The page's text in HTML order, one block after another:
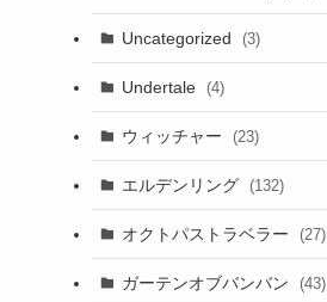
Uncategorized (3)
Undertale (4)
ウィッチャー (23)
エルデンリング (132)
オクトパストラベラー (27)
ガーテンオブバンバン (43)